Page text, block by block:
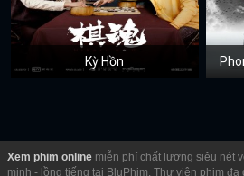
Kỳ Hồn
Xem phim online miễn phí chất lượng siêu nét
minh - lồng tiếng tại BluPhim. Thư viện phim